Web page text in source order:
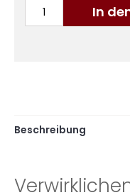
In
Beschreibung